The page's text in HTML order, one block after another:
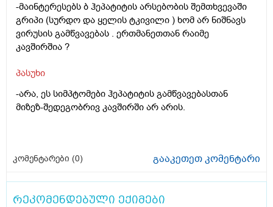
-მაინტერესებს ბ ჰეპატიტის არსებობის შემთხვევაში
გრიპი (სურდო და ყელის ტკივილი ) ხომ არ ნიშნავს
ვირუსის გამწვავებას . ერთმანეთთან რაიმე
კავშირშია ?
პასუხი
-არა, ეს სიმპტომები ჰეპატიტის გამწვავებასთან
მიზეზ-შედეგობრივ კავშირში არ არის.
კომენტარები (0) გააკეთეთ კომენტარი
რეკომენდებული ექიმები